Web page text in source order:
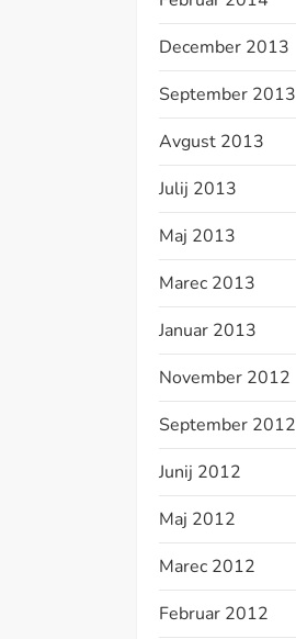
December 2013
September 2013
Avgust 2013
Julij 2013
Maj 2013
Marec 2013
Januar 2013
November 2012
September 2012
Junij 2012
Maj 2012
Marec 2012
Februar 2012